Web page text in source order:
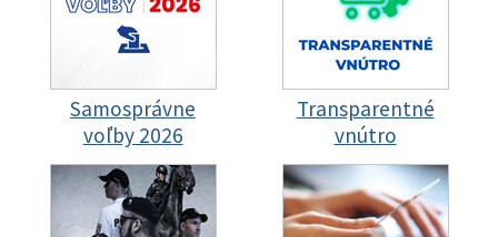
Samosprávne
voľby 2026
Transparentné
vnútro